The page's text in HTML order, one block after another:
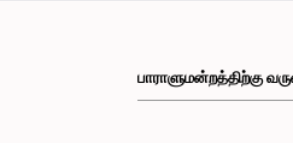
பாராளுமன்றத்திற்கு